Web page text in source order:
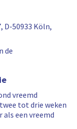
D-50933 Köln,
de
vreemd
tot drie weken
als een vreemd